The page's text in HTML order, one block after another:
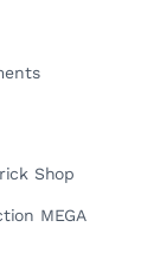
Shop
MEGA